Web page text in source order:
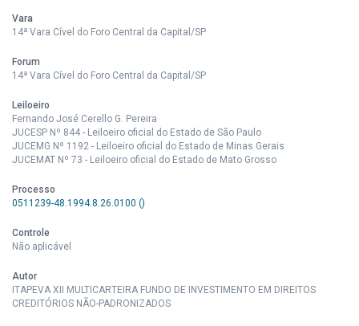
Vara
14ª Vara Cível do Foro Central da Capital/SP
Forum
14ª Vara Cível do Foro Central da Capital/SP
Leiloeiro
Fernando José Cerello G. Pereira
JUCESP Nº 844 - Leiloeiro oficial do Estado de São Paulo
JUCEMG Nº 1192 - Leiloeiro oficial do Estado de Minas Gerais
JUCEMAT Nº 73 - Leiloeiro oficial do Estado de Mato Grosso
Processo
0511239-48.1994.8.26.0100 ()
Controle
Não aplicável
Autor
ITAPEVA XII MULTICARTEIRA FUNDO DE INVESTIMENTO EM DIREITOS
CREDITÓRIOS NÃO-PADRONIZADOS